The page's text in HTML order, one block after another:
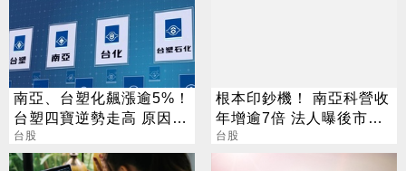
南亞、台塑化飆漲逾5%！
台塑四寶逆勢走高 原因找
到了
台股
根本印鈔機！ 南亞科營收
年增逾7倍 法人曝後市觀
察4指標
台股